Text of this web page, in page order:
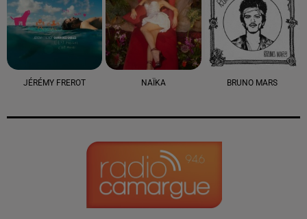
JÉRÉMY FREROT NAÏKA BRUNO MARS